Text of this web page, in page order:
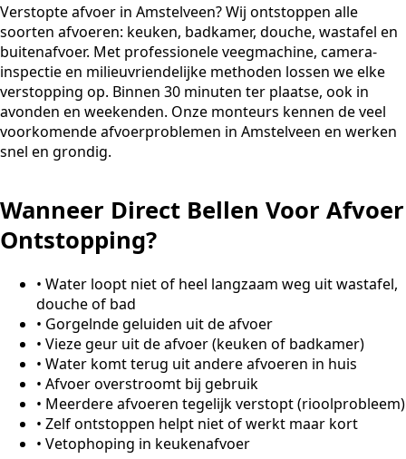
Verstopte afvoer in Amstelveen? Wij ontstoppen alle
soorten afvoeren: keuken, badkamer, douche, wastafel en
buitenafvoer. Met professionele veegmachine, camera-
inspectie en milieuvriendelijke methoden lossen we elke
verstopping op. Binnen 30 minuten ter plaatse, ook in
avonden en weekenden. Onze monteurs kennen de veel
voorkomende afvoerproblemen in Amstelveen en werken
snel en grondig.
Wanneer Direct Bellen Voor Afvoer
Ontstopping?
• Water loopt niet of heel langzaam weg uit wastafel,
douche of bad
• Gorgelnde geluiden uit de afvoer
• Vieze geur uit de afvoer (keuken of badkamer)
• Water komt terug uit andere afvoeren in huis
• Afvoer overstroomt bij gebruik
• Meerdere afvoeren tegelijk verstopt (rioolprobleem)
• Zelf ontstoppen helpt niet of werkt maar kort
• Vetophoping in keukenafvoer